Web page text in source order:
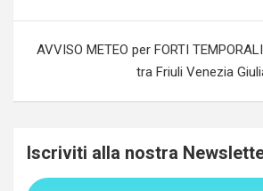
AVVISO METEO per FORTI
tra Friuli Venezia
Iscriviti alla nostra